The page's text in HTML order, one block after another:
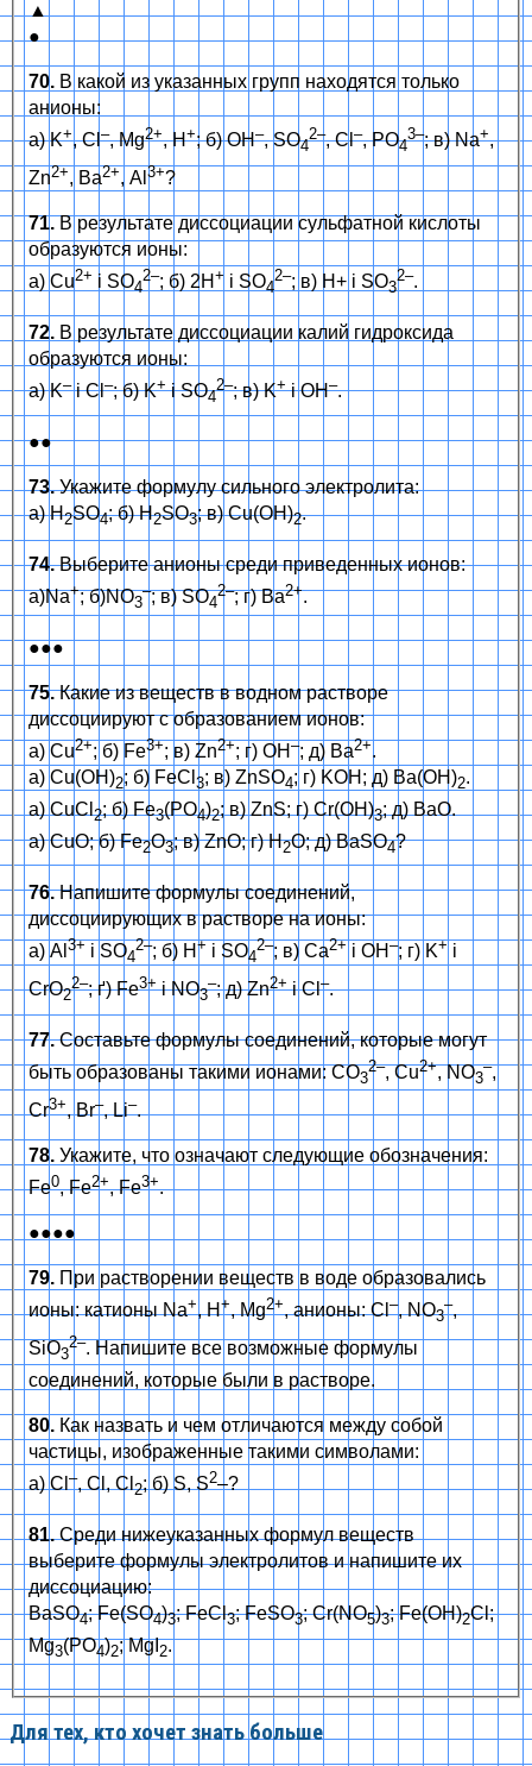
▲
●
70. В какой из указанных групп находятся только
анионы:
а) K+, Cl–, Mg2+, H+; б) OH–, SO4
2–, Cl–, PO4
3–; в) Na+,
Zn2+, Ba2+, Al 3+?
71.В результате диссоциации сульфатной кислоты
образуются ионы:
а) Cu2+ і SO4
2–; б) 2H + і SO4
2–; в) H+ і SO3
2–.
72. В результате диссоциации калий гидроксида
образуются ионы:
а) K–і Cl–; б) K+і SO4
2–; в) K+і OH–.
●●
73.Укажите формулу сильного электролита:
а) H2SO4; б) H2SO3; в) Cu(OH)2.
74.Выберите анионы среди приведенных ионов:
а)Na+; б)NO3
–; в) SO4
2–; г) Ba2+.
●●●
75.Какие из веществ в водном растворе
диссоциируют с образованием ионов:
а) Cu2+; б) Fe3+; в) Zn2+; г) OH –; д) Ba2+.
а) Cu(OH)2; б) FeCl 3; в) ZnSO4; г) KOH; д) Ba(OH)2.
а) CuCl 2; б) Fe3(PO4)2; в) ZnS; г) Cr(OH)3; д) BaO.
а) CuO; б) Fe2O3; в) ZnO; г) H2O; д) BaSO4?
76.Напишите формулы соединений,
диссоциирующих в растворе на ионы:
а) Al 3+ і SO4
2–; б) H + і SO4
2–; в) Ca2+ і OH –; г) K+ і
CrO2
2–; ґ) Fe3+і NO3
–; д) Zn2+і Cl–.
77.Составьте формулы соединений, которые могут
быть образованы такими ионами: CO3
2–, Cu2+, NO3
–,
Cr3+, Br–, Li–.
78. Укажите, что означают следующие обозначения:
Fe0, Fe2+, Fe3+.
●●●●
79. При растворении веществ в воде образовались
ионы: катионы Na+, H+, Mg2+, анионы: Cl–, NO3
–,
SiO3
2–. Напишите все возможные формулы
соединений, которые были в растворе.
80. Как назвать и чем отличаются между собой
частицы, изображенные такими символами:
а) Cl –, Cl, Cl 2; б) S, S2–?
81.Среди нижеуказанных формул веществ
выберите формулы электролитов и напишите их
диссоциацию:
BaSO4; Fe(SO4)3; FeCl3; FeSO3; Cr(NO5)3; Fe(OH)2Cl;
Mg3(PO4)2; MgI2.
Для тех, кто хочет знать больше